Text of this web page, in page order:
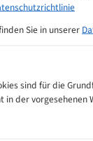
Sie in unserer
sind für die
in der vorgesehenen